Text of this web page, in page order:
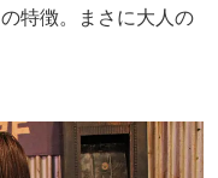
特徴。まさに大人の